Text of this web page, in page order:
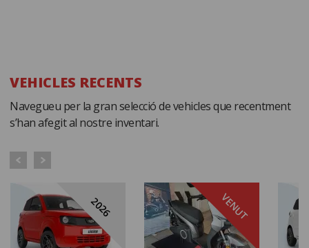
VEHICLES RECENTS
Navegueu per la gran selecció de vehicles que recentment
s’han afegit al nostre inventari.
2026 VENUT